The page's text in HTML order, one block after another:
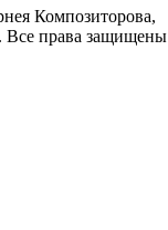
Композиторова,
Все права защищены